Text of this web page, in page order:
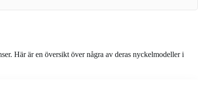
Här är en översikt över några av deras nyckelmodeller i